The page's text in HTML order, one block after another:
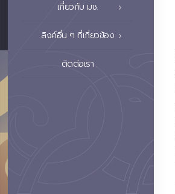
เกี่ยวกับ มช.
ลิงค์อื่น ๆ ที่เกี่ยวข้อง
ติดต่อเรา